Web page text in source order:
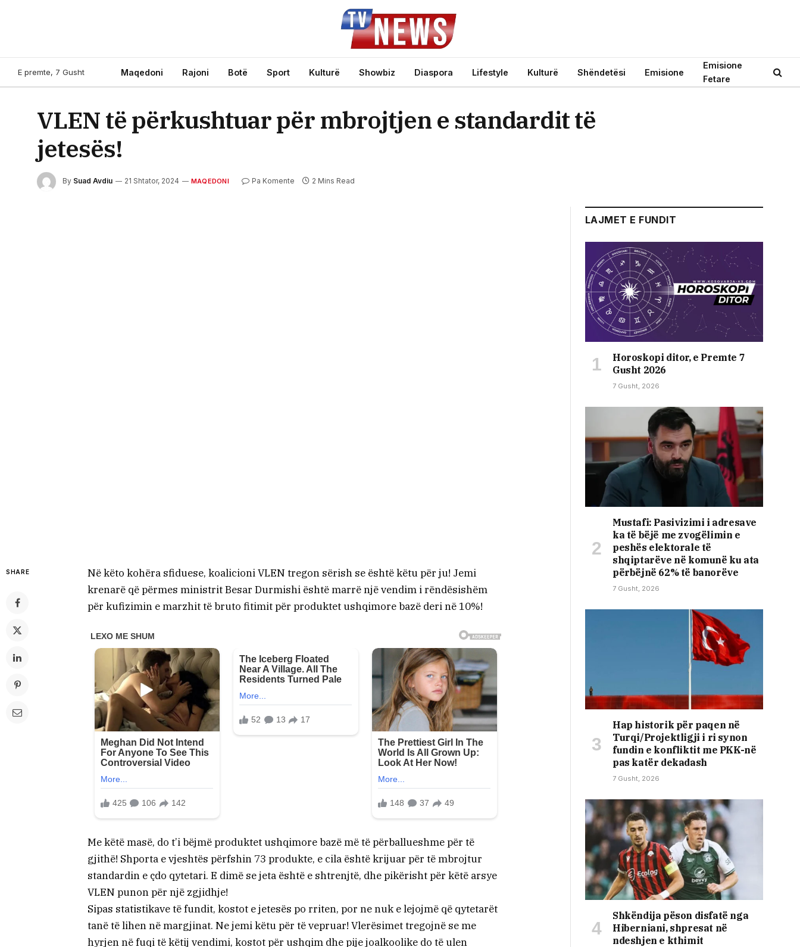
E premte, 7 Gusht Maqedoni Rajoni Botë Sport Kulturë Showbiz Diaspora Lifestyle Kulturë Shëndetësi Emisione
Emisione
Fetare
VLEN të përkushtuar për mbrojtjen e standardit të
jetesës!
By Suad Avdiu 21 Shtator, 2024 MAQEDONI Pa Komente 2 Mins Read
SHARE
Në këto kohëra sfiduese, koalicioni VLEN tregon sërish se është këtu për ju! Jemi
krenarë që përmes ministrit Besar Durmishi është marrë një vendim i rëndësishëm
për kufizimin e marzhit të bruto fitimit për produktet ushqimore bazë deri në 10%!
Me këtë masë, do t’i bëjmë produktet ushqimore bazë më të përballueshme për të
gjithë! Shporta e vjeshtës përfshin 73 produkte, e cila është krijuar për të mbrojtur
standardin e çdo qytetari. E dimë se jeta është e shtrenjtë, dhe pikërisht për këtë arsye
VLEN punon për një zgjidhje!
Sipas statistikave të fundit, kostot e jetesës po rriten, por ne nuk e lejojmë që qytetarët
tanë të lihen në margjinat. Ne jemi këtu për të vepruar! Vlerësimet tregojnë se me
hyrjen në fuqi të këtij vendimi, kostot për ushqim dhe pije joalkoolike do të ulen
LAJMET E FUNDIT
Horoskopi ditor, e Premte 7
Gusht 2026
7 Gusht, 2026
Mustafi: Pasivizimi i adresave
ka të bëjë me zvogëlimin e
peshës elektorale të
shqiptarëve në komunë ku ata
përbëjnë 62% të banorëve
7 Gusht, 2026
Hap historik për paqen në
Turqi/Projektligji i ri synon
fundin e konfliktit me PKK-në
pas katër dekadash
7 Gusht, 2026
Shkëndija pëson disfatë nga
Hiberniani, shpresat në
ndeshjen e kthimit